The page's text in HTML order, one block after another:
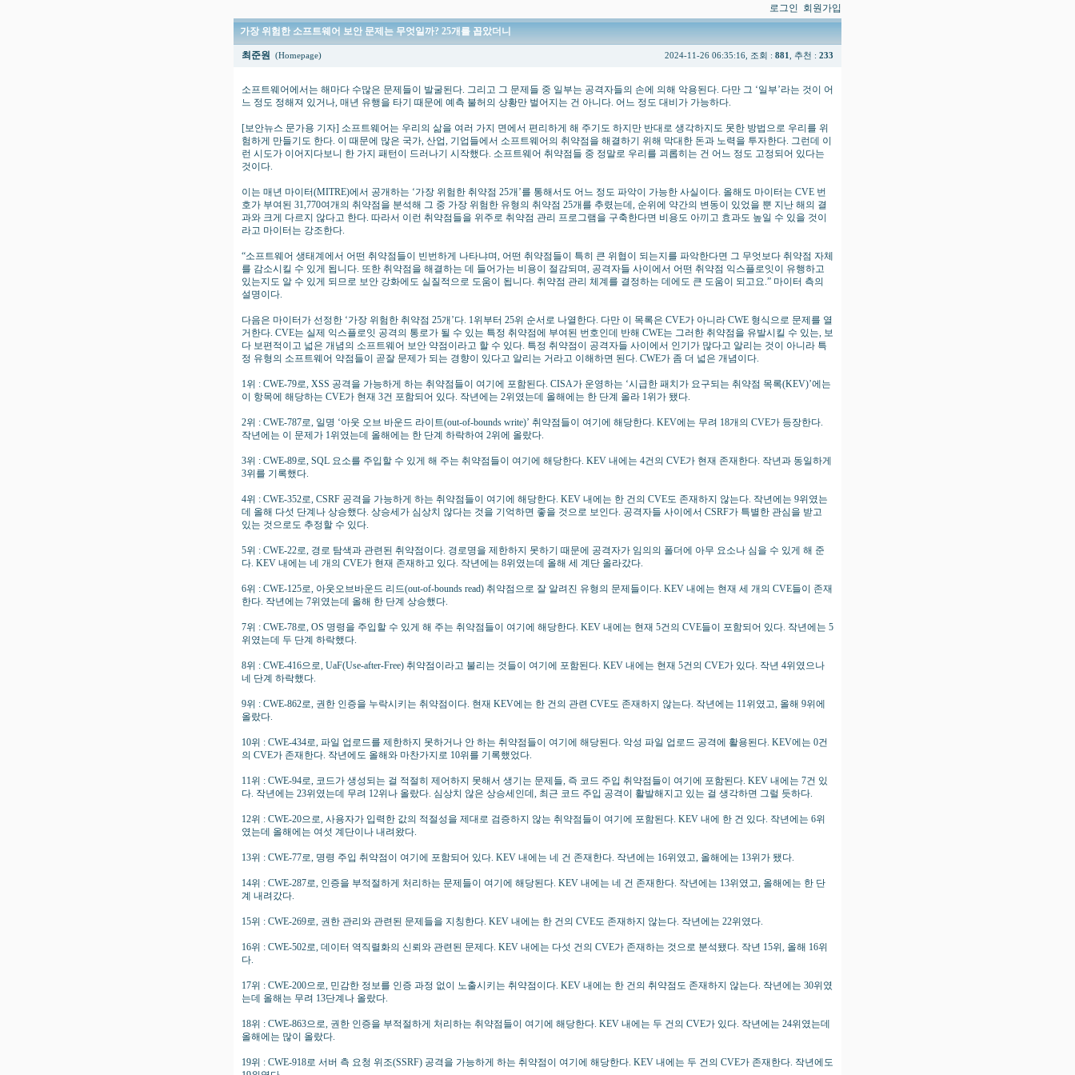
로그인 회원가입
가장 위험한 소프트웨어 보안 문제는 무엇일까? 25개를 꼽았더니
최준원 (Homepage) 2024-11-26 06:35:16, 조회 : 881 , 추천 : 233
소프트웨어에서는 해마다 수많은 문제들이 발굴된다. 그리고 그 문제들 중 일부는 공격자들의 손에 의해 악용된다. 다만 그 ‘일부’라는 것이 어
느 정도 정해져 있거나, 매년 유행을 타기 때문에 예측 불허의 상황만 벌어지는 건 아니다. 어느 정도 대비가 가능하다.
[보안뉴스 문가용 기자] 소프트웨어는 우리의 삶을 여러 가지 면에서 편리하게 해 주기도 하지만 반대로 생각하지도 못한 방법으로 우리를 위
험하게 만들기도 한다. 이 때문에 많은 국가, 산업, 기업들에서 소프트웨어의 취약점을 해결하기 위해 막대한 돈과 노력을 투자한다. 그런데 이
런 시도가 이어지다보니 한 가지 패턴이 드러나기 시작했다. 소프트웨어 취약점들 중 정말로 우리를 괴롭히는 건 어느 정도 고정되어 있다는
것이다.
이는 매년 마이터(MITRE)에서 공개하는 ‘가장 위험한 취약점 25개’를 통해서도 어느 정도 파악이 가능한 사실이다. 올해도 마이터는 CVE 번
호가 부여된 31,770여개의 취약점을 분석해 그 중 가장 위험한 유형의 취약점 25개를 추렸는데, 순위에 약간의 변동이 있었을 뿐 지난 해의 결
과와 크게 다르지 않다고 한다. 따라서 이런 취약점들을 위주로 취약점 관리 프로그램을 구축한다면 비용도 아끼고 효과도 높일 수 있을 것이
라고 마이터는 강조한다.
“소프트웨어 생태계에서 어떤 취약점들이 빈번하게 나타냐며, 어떤 취약점들이 특히 큰 위협이 되는지를 파악한다면 그 무엇보다 취약점 자체
를 감소시킬 수 있게 됩니다. 또한 취약점을 해결하는 데 들어가는 비용이 절감되며, 공격자들 사이에서 어떤 취약점 익스플로잇이 유행하고
있는지도 알 수 있게 되므로 보안 강화에도 실질적으로 도움이 됩니다. 취약점 관리 체계를 결정하는 데에도 큰 도움이 되고요.” 마이터 측의
설명이다.
다음은 마이터가 선정한 ‘가장 위험한 취약점 25개’다. 1위부터 25위 순서로 나열한다. 다만 이 목록은 CVE가 아니라 CWE 형식으로 문제를 열
거한다. CVE는 실제 익스플로잇 공격의 통로가 될 수 있는 특정 취약점에 부여된 번호인데 반해 CWE는 그러한 취약점을 유발시킬 수 있는, 보
다 보편적이고 넓은 개념의 소프트웨어 보안 약점이라고 할 수 있다. 특정 취약점이 공격자들 사이에서 인기가 많다고 알리는 것이 아니라 특
정 유형의 소프트웨어 약점들이 곧잘 문제가 되는 경향이 있다고 알리는 거라고 이해하면 된다. CWE가 좀 더 넓은 개념이다.
1위 : CWE-79로, XSS 공격을 가능하게 하는 취약점들이 여기에 포함된다. CISA가 운영하는 ‘시급한 패치가 요구되는 취약점 목록(KEV)’에는
이 항목에 해당하는 CVE가 현재 3건 포함되어 있다. 작년에는 2위였는데 올해에는 한 단계 올라 1위가 됐다.
2위 : CWE-787로, 일명 ‘아웃 오브 바운드 라이트(out-of-bounds write)’ 취약점들이 여기에 해당한다. KEV에는 무려 18개의 CVE가 등장한다.
작년에는 이 문제가 1위였는데 올해에는 한 단계 하락하여 2위에 올랐다.
3위 : CWE-89로, SQL 요소를 주입할 수 있게 해 주는 취약점들이 여기에 해당한다. KEV 내에는 4건의 CVE가 현재 존재한다. 작년과 동일하게
3위를 기록했다.
4위 : CWE-352로, CSRF 공격을 가능하게 하는 취약점들이 여기에 해당한다. KEV 내에는 한 건의 CVE도 존재하지 않는다. 작년에는 9위였는
데 올해 다섯 단계나 상승했다. 상승세가 심상치 않다는 것을 기억하면 좋을 것으로 보인다. 공격자들 사이에서 CSRF가 특별한 관심을 받고
있는 것으로도 추정할 수 있다.
5위 : CWE-22로, 경로 탐색과 관련된 취약점이다. 경로명을 제한하지 못하기 때문에 공격자가 임의의 폴더에 아무 요소나 심을 수 있게 해 준
다. KEV 내에는 네 개의 CVE가 현재 존재하고 있다. 작년에는 8위였는데 올해 세 계단 올라갔다.
6위 : CWE-125로, 아웃오브바운드 리드(out-of-bounds read) 취약점으로 잘 알려진 유형의 문제들이다. KEV 내에는 현재 세 개의 CVE들이 존재
한다. 작년에는 7위였는데 올해 한 단계 상승했다.
7위 : CWE-78로, OS 명령을 주입할 수 있게 해 주는 취약점들이 여기에 해당한다. KEV 내에는 현재 5건의 CVE들이 포함되어 있다. 작년에는 5
위였는데 두 단계 하락했다.
8위 : CWE-416으로, UaF(Use-after-Free) 취약점이라고 불리는 것들이 여기에 포함된다. KEV 내에는 현재 5건의 CVE가 있다. 작년 4위였으나
네 단계 하락했다.
9위 : CWE-862로, 권한 인증을 누락시키는 취약점이다. 현재 KEV에는 한 건의 관련 CVE도 존재하지 않는다. 작년에는 11위였고, 올해 9위에
올랐다.
10위 : CWE-434로, 파일 업로드를 제한하지 못하거나 안 하는 취약점들이 여기에 해당된다. 악성 파일 업로드 공격에 활용된다. KEV에는 0건
의 CVE가 존재한다. 작년에도 올해와 마찬가지로 10위를 기록했었다.
11위 : CWE-94로, 코드가 생성되는 걸 적절히 제어하지 못해서 생기는 문제들, 즉 코드 주입 취약점들이 여기에 포함된다. KEV 내에는 7건 있
다. 작년에는 23위였는데 무려 12위나 올랐다. 심상치 않은 상승세인데, 최근 코드 주입 공격이 활발해지고 있는 걸 생각하면 그럴 듯하다.
12위 : CWE-20으로, 사용자가 입력한 값의 적절성을 제대로 검증하지 않는 취약점들이 여기에 포함된다. KEV 내에 한 건 있다. 작년에는 6위
였는데 올해에는 여섯 계단이나 내려왔다.
13위 : CWE-77로, 명령 주입 취약점이 여기에 포함되어 있다. KEV 내에는 네 건 존재한다. 작년에는 16위였고, 올해에는 13위가 됐다.
14위 : CWE-287로, 인증을 부적절하게 처리하는 문제들이 여기에 해당된다. KEV 내에는 네 건 존재한다. 작년에는 13위였고, 올해에는 한 단
계 내려갔다.
15위 : CWE-269로, 권한 관리와 관련된 문제들을 지칭한다. KEV 내에는 한 건의 CVE도 존재하지 않는다. 작년에는 22위였다.
16위 : CWE-502로, 데이터 역직렬화의 신뢰와 관련된 문제다. KEV 내에는 다섯 건의 CVE가 존재하는 것으로 분석됐다. 작년 15위, 올해 16위
다.
17위 : CWE-200으로, 민감한 정보를 인증 과정 없이 노출시키는 취약점이다. KEV 내에는 한 건의 취약점도 존재하지 않는다. 작년에는 30위였
는데 올해는 무려 13단계나 올랐다.
18위 : CWE-863으로, 권한 인증을 부적절하게 처리하는 취약점들이 여기에 해당한다. KEV 내에는 두 건의 CVE가 있다. 작년에는 24위였는데
올해에는 많이 올랐다.
19위 : CWE-918로 서버 측 요청 위조(SSRF) 공격을 가능하게 하는 취약점이 여기에 해당한다. KEV 내에는 두 건의 CVE가 존재한다. 작년에도